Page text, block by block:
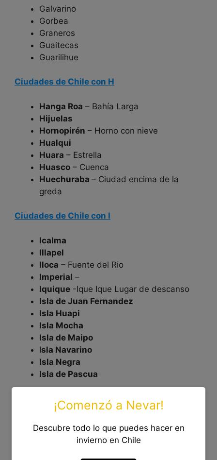
Galvarino
Gorbea
Graneros
Guaitecas
Guarilihue
Ciudades de Chile con H
Hanga Roa – Bahía Larga
Hijuelas
Hornopirén – Horno con nieve
Hualqui
Huara – Estrella
Huasco – Cuenca
Huechuraba – Ciudad encima de la
greda
Ciudades de Chile con I
Icalma
Illapel
Iloca – Fuente del Rio
Imperial –
Iquique -Ique Ique Lugar de descanso
Isla de Juan Fernandez
Isla Huapi
Isla Mocha
Isla de Maipo
Isla Navarino
Isla Negra
Isla de Pascua
Ciudades de Chile con L
La Calera
– Ciudad Cemento
La Cisterna
¡Comenzó a Nevar!
Descubre todo lo que puedes hacer en
invierno en Chile